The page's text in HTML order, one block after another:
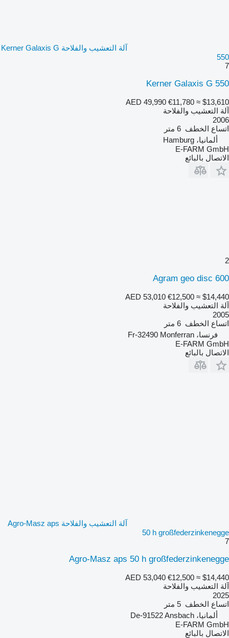
آلة التعشيب والفلاحة Kerner Galaxis G
550
7
Kerner Galaxis G 550
AED 49,990 €11,780 ≈ $13,610
آلة التعشيب والفلاحة
2006
اتساع الخطف 6 متر
ألمانيا، Hamburg
E-FARM GmbH
الاتصال بالبائع
2
Agram geo disc 600
AED 53,010 €12,500 ≈ $14,440
آلة التعشيب والفلاحة
2005
اتساع الخطف 6 متر
فرنسا، Fr-32490 Monferran
E-FARM GmbH
الاتصال بالبائع
آلة التعشيب والفلاحة Agro-Masz aps
50 h großfederzinkenegge
7
Agro-Masz aps 50 h großfederzinkenegge
AED 53,040 €12,500 ≈ $14,440
آلة التعشيب والفلاحة
2025
اتساع الخطف 5 متر
ألمانيا، De-91522 Ansbach
E-FARM GmbH
الاتصال بالبائع